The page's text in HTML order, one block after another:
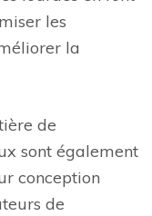
les
la
de
sont également
conception
de